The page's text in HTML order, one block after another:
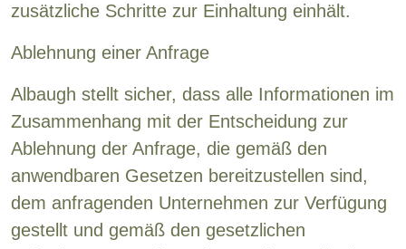
zusätzliche Schritte zur Einhaltung einhält.
Ablehnung einer Anfrage
Albaugh stellt sicher, dass alle Informationen im
Zusammenhang mit der Entscheidung zur
Ablehnung der Anfrage, die gemäß den
anwendbaren Gesetzen bereitzustellen sind,
dem anfragenden Unternehmen zur Verfügung
gestellt und gemäß den gesetzlichen